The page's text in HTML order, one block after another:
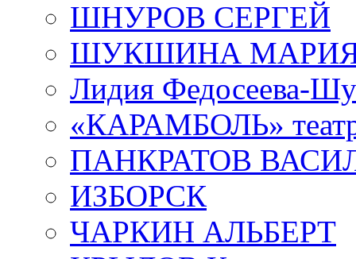
ШНУРОВ СЕРГЕЙ
ШУКШИНА
Лидия Федосеева-
«КАРАМБОЛЬ»
ПАНКРАТОВ
ИЗБОРСК
ЧАРКИН АЛЬБЕРТ